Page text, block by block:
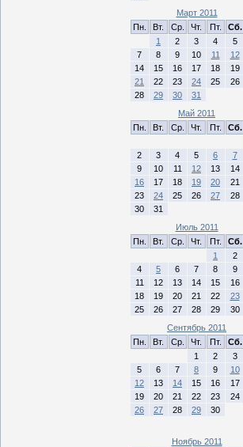
Март 2011
Пн.
Вт. Ср. Чт. Пт. Сб.
1
2 3 4 5
7
8 9 10 11 12
14
15 16 17 18 19
21
22 23 24 25 26
28
29 30
31
Май 2011
Пн.
Вт. Ср. Чт. Пт. Сб.
2
3 4 5 6 7
9
10 11 12 13 14
16
17 18 19 20 21
23
24 25 26 27 28
30
31
Июль 2011
Пн.
Вт. Ср. Чт. Пт. Сб.
1
2
4
5 6 7 8 9
11
12 13 14 15 16
18
19 20 21 22 23
25
26 27 28 29 30
Сентябрь 2011
Пн.
Вт. Ср. Чт. Пт. Сб.
1
2 3
5
6 7 8 9 10
12
13 14 15 16 17
19
20 21 22 23 24
26
27 28 29 30
Ноябрь 2011